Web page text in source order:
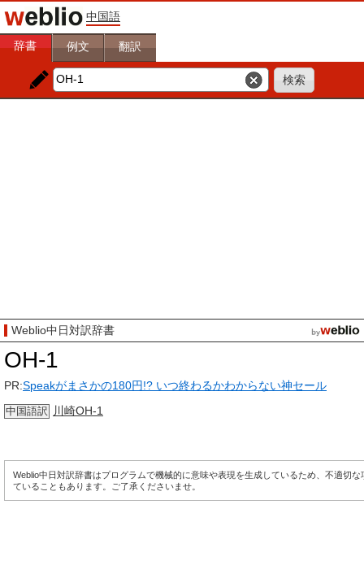
中国語
辞書 例文 翻訳
Weblio中日対訳辞書
OH-1
PR:Speakがまさかの180円!? いつ終わるかわからない神セール
中国語訳 川崎OH-1
Weblio中日対訳辞書はプログラムで機械的に意味や表現を生成しているため、不適切な
ていることもあります。ご了承くださいませ。